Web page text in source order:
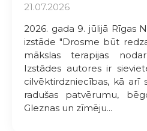
21.07.2026
2026. gada 9. jūlijā Rīgas
izstāde "Drosme būt
mākslas terapijas
Izstādes autores ir
cilvēktirdzniecības, kā arī
radušas patvērumu,
Gleznas un zīmēju...